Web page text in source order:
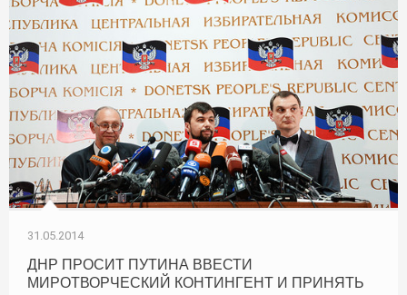
31.05.2014
ДНР ПРОСИТ ПУТИНА ВВЕСТИ
МИРОТВОРЧЕСКИЙ КОНТИНГЕНТ И ПРИНЯТЬ